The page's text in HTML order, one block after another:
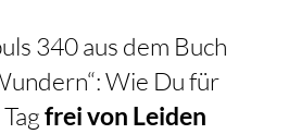
340 aus dem Buch
Wie Du für
frei von Leiden